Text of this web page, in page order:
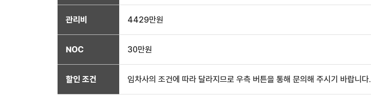
관리비 4429만원
NOC 30만원
할인 조건 임차사의 조건에 따라 달라지므로 우측 버튼을 통해 문의해 주시기 바랍니다.